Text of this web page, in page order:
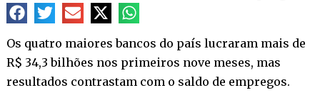
Os quatro maiores bancos do país lucraram mais de
R$ 34,3 bilhões nos primeiros nove meses, mas
resultados contrastam com o saldo de empregos.